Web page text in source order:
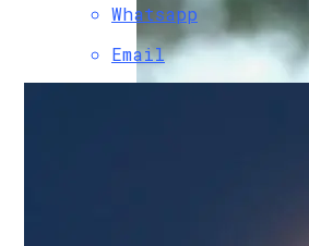
Whatsapp
Email